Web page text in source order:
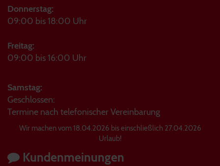
Donnerstag:
09:00 bis 18:00 Uhr
Freitag:
09:00 bis 16:00 Uhr
Samstag:
Geschlossen:
Termine nach telefonischer Vereinbarung
Wir machen vom 18.04.2026 bis einschließlich 27.04.2026
Urlaub!
Kundenmeinungen